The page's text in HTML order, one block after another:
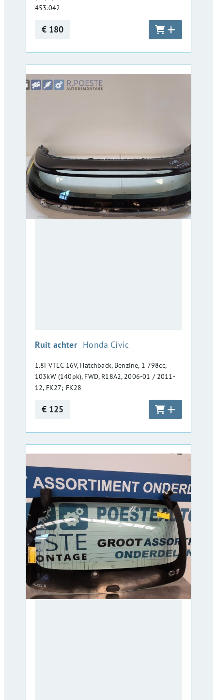
453.042
€ 180
Ruit achter :Honda Civic
1.8i VTEC 16V, Hatchback, Benzine, 1 798cc,
103kW (140pk), FWD, R18A2, 2006-01 / 2011-
12, FK27; FK28
€ 125